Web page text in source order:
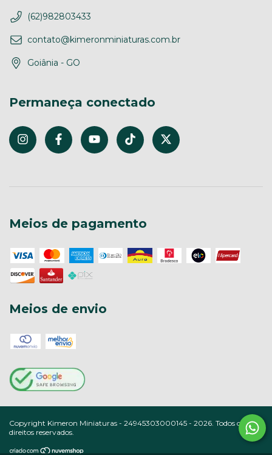
(62)982803433
contato@kimeronminiaturas.com.br
Goiânia - GO
Permaneça conectado
Meios de pagamento
Meios de envio
Copyright Kimeron Miniaturas - 24945303000145 - 2026. Todos os
direitos reservados.